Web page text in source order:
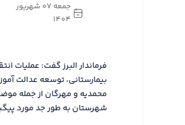
جمعه 07 شهریور
1404
فرماندار البرز گفت: عملیات
بیمارستانی، توسعه عدالت
محمدیه و مهرگان از جمله
شهرستان به طور جد مورد